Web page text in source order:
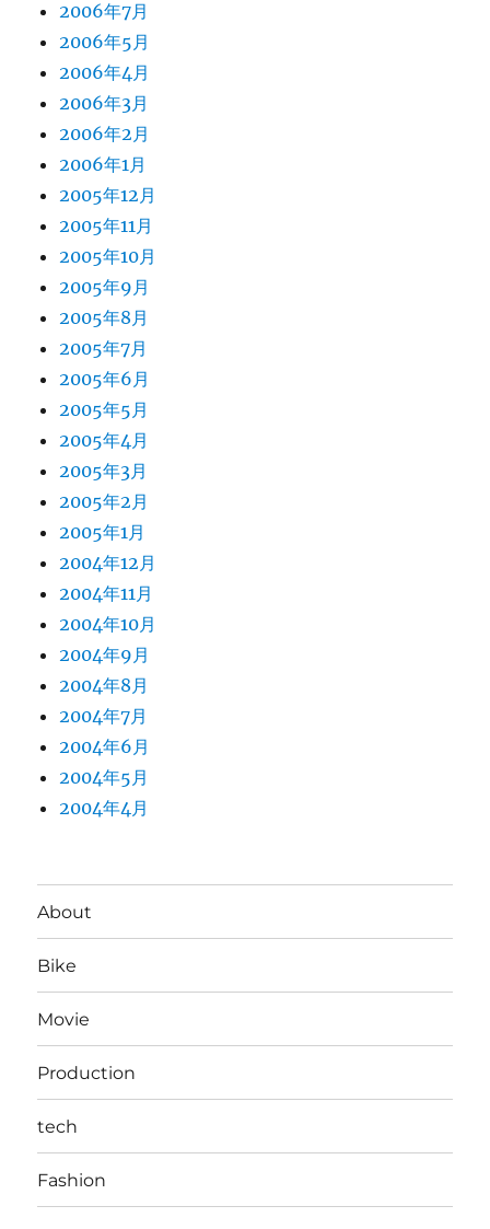
2006年7月
2006年5月
2006年4月
2006年3月
2006年2月
2006年1月
2005年12月
2005年11月
2005年10月
2005年9月
2005年8月
2005年7月
2005年6月
2005年5月
2005年4月
2005年3月
2005年2月
2005年1月
2004年12月
2004年11月
2004年10月
2004年9月
2004年8月
2004年7月
2004年6月
2004年5月
2004年4月
About
Bike
Movie
Production
tech
Fashion